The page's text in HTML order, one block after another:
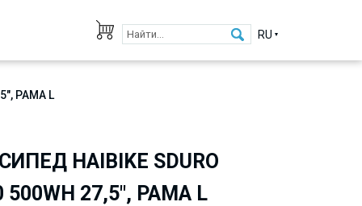
RU
РАМА L
HAIBIKE SDURO
500WH 27,5", РАМА L